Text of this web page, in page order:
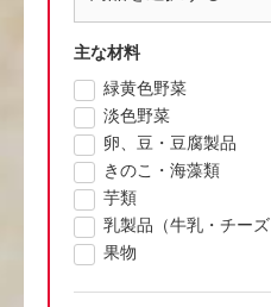
主な材料
緑黄色野菜
淡色野菜
卵、豆・豆腐製品
きのこ・海藻類
芋類
乳製品（牛乳・チーズ
果物